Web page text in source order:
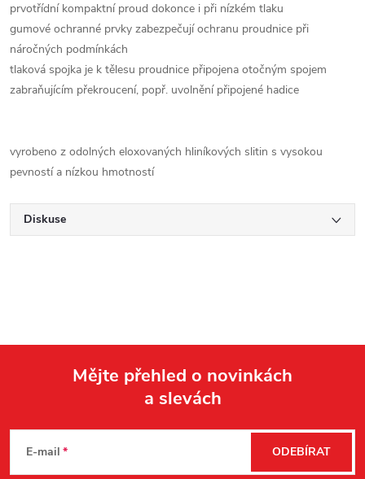
prvotřídní kompaktní proud dokonce i při nízkém tlaku
gumové ochranné prvky zabezpečují ochranu proudnice při
náročných podmínkách
tlaková spojka je k tělesu proudnice připojena otočným spojem
zabraňujícím překroucení, popř. uvolnění připojené hadice
vyrobeno z odolných eloxovaných hliníkových slitin s vysokou
pevností a nízkou hmotností
Diskuse
Mějte přehled o novinkách
a slevách
E-mail ODEBÍRAT